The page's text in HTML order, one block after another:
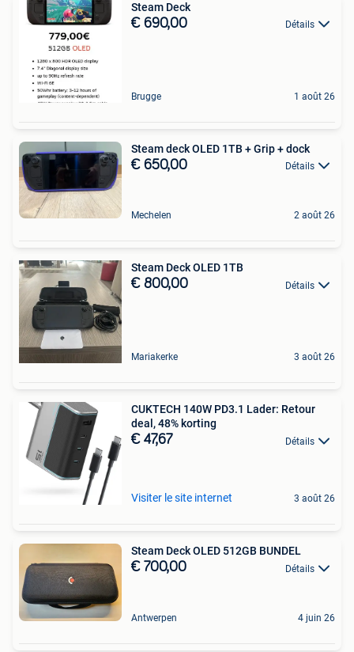
Steam Deck
€ 690,00 Détails
Brugge 1 août 26
Steam deck OLED 1TB + Grip + dock
€ 650,00 Détails
Mechelen 2 août 26
Steam Deck OLED 1TB
€ 800,00 Détails
Mariakerke 3 août 26
CUKTECH 140W PD3.1 Lader: Retour
deal, 48% korting
€ 47,67 Détails
Visiter le site internet 3 août 26
Steam Deck OLED 512GB BUNDEL
€ 700,00 Détails
Antwerpen 4 juin 26